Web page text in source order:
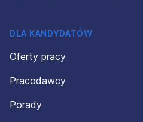
DLA KANDYDATÓW
Oferty pracy
Pracodawcy
Porady